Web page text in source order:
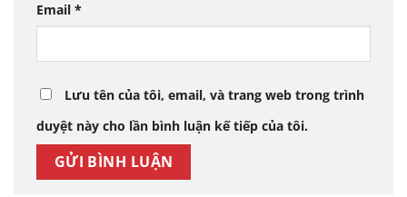
Email *
Lưu tên của tôi, email, và trang web trong trình
duyệt này cho lần bình luận kế tiếp của tôi.